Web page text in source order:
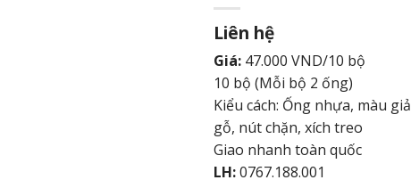
Liên hệ
Giá: 47.000 VND/10 bộ
10 bộ (Mỗi bộ 2 ống)
Kiểu cách: Ống nhựa, màu giả
gỗ, nút chặn, xích treo
Giao nhanh toàn quốc
LH:0767.188.001